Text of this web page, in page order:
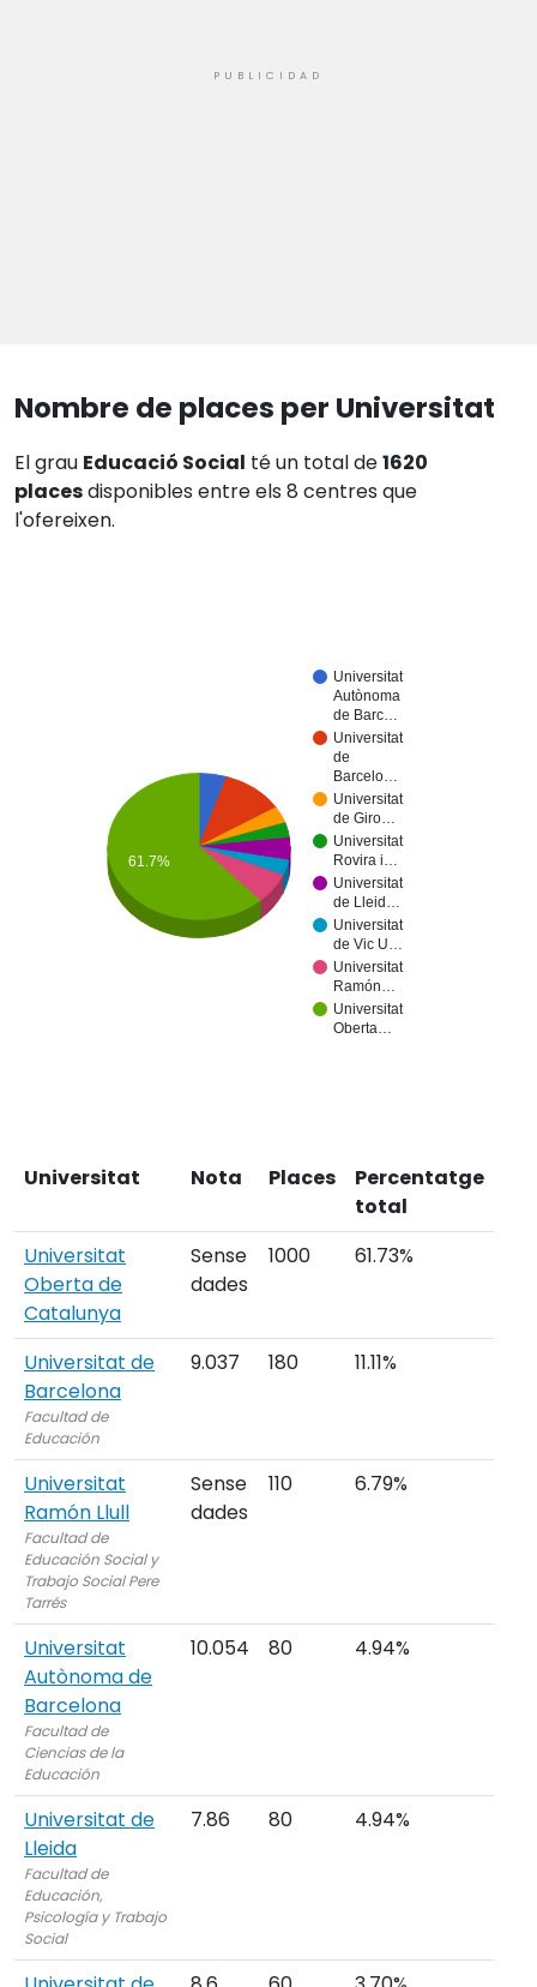
Nombre de places per Universitat
El grau Educació Social té un total de1620
placesdisponibles entre els 8 centres que
l'ofereixen.
Universitat
Autònoma
de Barc…
Universitat
de
Barcelo…
Universitat
de Giro…
Universitat
Rovira i…
Universitat
de Lleid…
Universitat
de Vic U…
Universitat
Ramón…
Universitat
Oberta…
61.7%
Universitat Nota Places
Percentatge
total
Universitat
Oberta de
Catalunya
Sense
dades
1000 61.73%
Universitat de
Barcelona
Facultad de
Educación
9.037 180 11.11%
Universitat
Ramón Llull
Facultad de
Educación Social y
Trabajo Social Pere
Tarrés
Sense
dades
110 6.79%
Universitat
Autònoma de
Barcelona
Facultad de
Ciencias de la
Educación
10.054 80 4.94%
Universitat de
Lleida
Facultad de
Educación,
Psicología y Trabajo
Social
7.86 80 4.94%